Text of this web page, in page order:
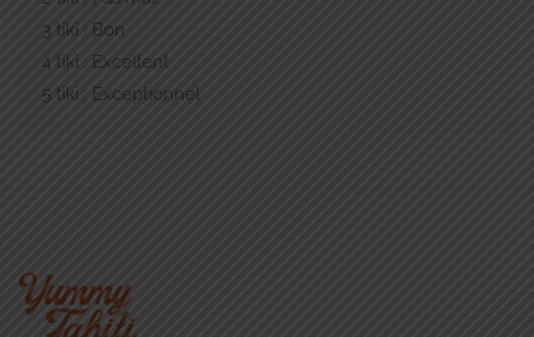
3 tiki : Bon
4 tiki : Excellent
5 tiki : Exceptionnel